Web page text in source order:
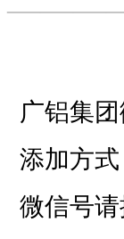
广铝集
添加方式
微信号请